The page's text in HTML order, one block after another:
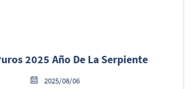
2025 Año De La Serpiente
2025/08/06